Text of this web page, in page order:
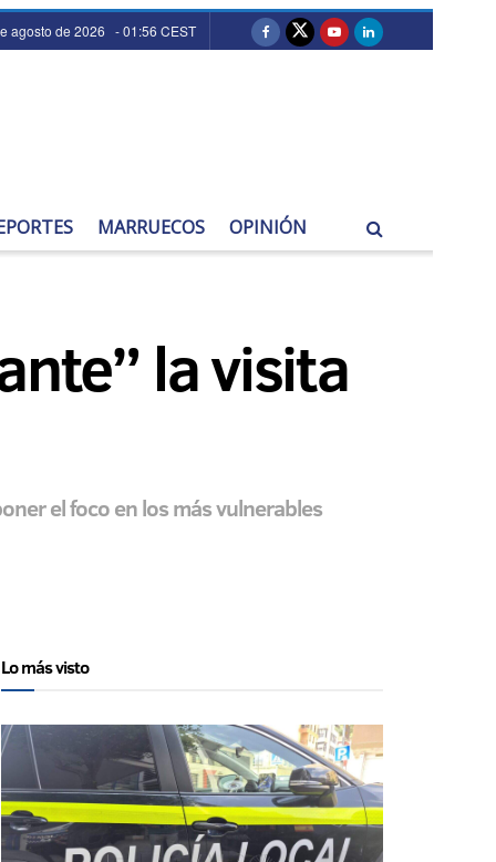
agosto de 2026 - 01:56 CEST
MARRUECOS OPINIÓN
la visita
el foco en los más vulnerables
Lo más visto